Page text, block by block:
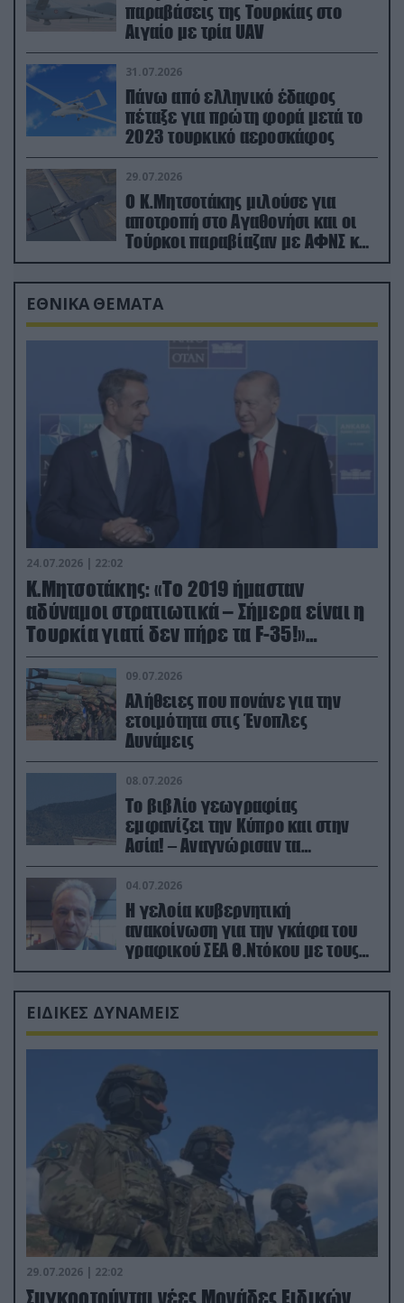
παραβάσεις της Τουρκίας στο
Αιγαίο με τρία UAV
31.07.2026
Πάνω από ελληνικό έδαφος
πέταξε για πρώτη φορά μετά το
2023 τουρκικό αεροσκάφος
29.07.2026
Ο Κ.Μητσοτάκης μιλούσε για
αποτροπή στο Αγαθονήσι και οι
Τούρκοι παραβίαζαν με ΑΦΝΣ και
drone
ΕΘΝΙΚΑ ΘΕΜΑΤΑ
24.07.2026 | 22:02
Κ.Μητσοτάκης: «Το 2019 ήμασταν
αδύναμοι στρατιωτικά – Σήμερα είναι η
Τουρκία γιατί δεν πήρε τα F-35!»
(βίντεο)
09.07.2026
Αλήθειες που πονάνε για την
ετοιμότητα στις Ένοπλες
Δυνάμεις
08.07.2026
Το βιβλίο γεωγραφίας
εμφανίζει την Κύπρο και στην
Ασία! – Αναγνώρισαν τα
κατεχόμενα; (φωτο)
04.07.2026
Η γελοία κυβερνητική
ανακοίνωση για την γκάφα του
γραφικού ΣΕΑ Θ.Ντόκου με τους
Ρώσους φαρσέρ
ΕΙΔΙΚΕΣ ΔΥΝΑΜΕΙΣ
29.07.2026 | 22:02
Συγκροτούνται νέες Μονάδες Ειδικών